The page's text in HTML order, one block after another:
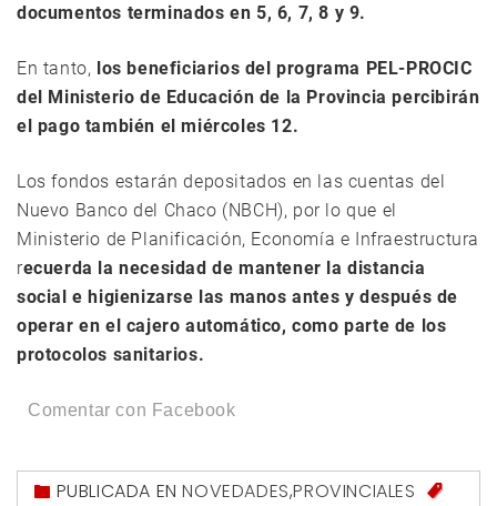
documentos terminados en 5, 6, 7, 8 y 9.
En tanto, los beneficiarios del programa PEL-PROCIC
del Ministerio de Educación de la Provincia percibirán
el pago también el miércoles 12.
Los fondos estarán depositados en las cuentas del
Nuevo Banco del Chaco (NBCH), por lo que el
Ministerio de Planificación, Economía e Infraestructura
recuerda la necesidad de mantener la distancia
social e higienizarse las manos antes y después de
operar en el cajero automático, como parte de los
protocolos sanitarios.
Comentar con Facebook
PUBLICADA ENNOVEDADES,PROVINCIALES